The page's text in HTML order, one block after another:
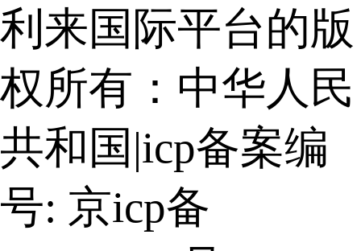
利来国际平台的版
权所有：中华人民
共和国 |icp备案编
号: 京icp备